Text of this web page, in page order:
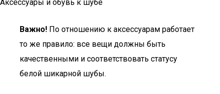
Аксессуары и обувь к шубе
Важно! По отношению к аксессуарам работает
то же правило: все вещи должны быть
качественными и соответствовать статусу
белой шикарной шубы.